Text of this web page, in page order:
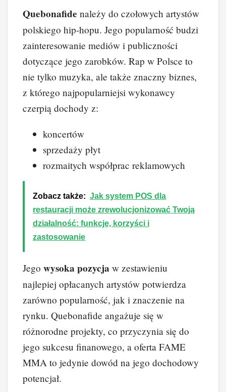
Quebonafide należy do czołowych artystów
polskiego hip-hopu. Jego popularność budzi
zainteresowanie mediów i publiczności
dotyczące jego zarobków. Rap w Polsce to
nie tylko muzyka, ale także znaczny biznes,
z którego najpopularniejsi wykonawcy
czerpią dochody z:
koncertów
sprzedaży płyt
rozmaitych współprac reklamowych
Zobacz także: Jak system POS dla
restauracji może zrewolucjonizować Twoją
działalność: funkcje, korzyści i
zastosowanie
Jego wysoka pozycja w zestawieniu
najlepiej opłacanych artystów potwierdza
zarówno popularność, jak i znaczenie na
rynku. Quebonafide angażuje się w
różnorodne projekty, co przyczynia się do
jego sukcesu finanowego, a oferta FAME
MMA to jedynie dowód na jego dochodowy
potencjał.